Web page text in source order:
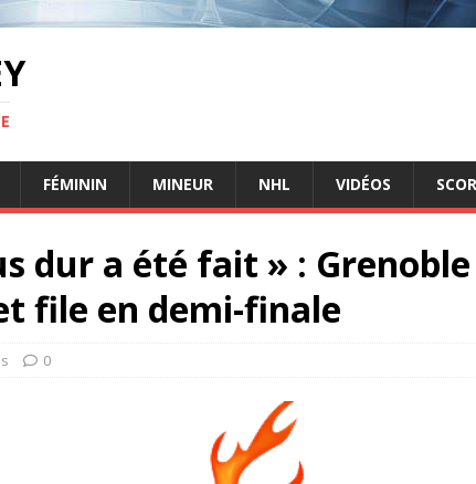
FÉMININ MINEUR NHL VIDÉOS
dur a été fait » : Grenoble
file en demi-finale
0